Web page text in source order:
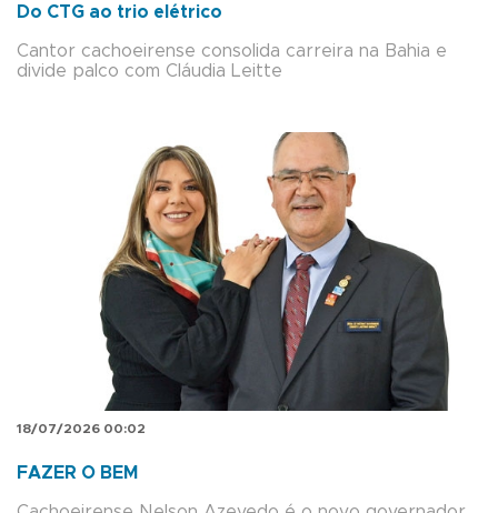
Do CTG ao trio elétrico
Cantor cachoeirense consolida carreira na Bahia e
divide palco com Cláudia Leitte
18/07/2026 00:02
FAZER O BEM